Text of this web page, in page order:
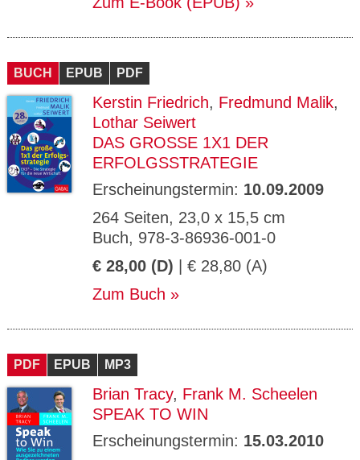
BUCH EPUB PDF
Kerstin Friedrich, Fredmund Malik,
Lothar Seiwert
DAS GROSSE 1X1 DER E
RFOLGSSTRATEGIE
Erscheinungstermin: 10.09.2009
264 Seiten, 23,0 x 15,5 cm
Buch, 978-3-86936-001-0
€ 28,00 (D) | € 28,80 (A)
Zum Buch
PDF EPUB MP3
Brian Tracy, Frank M. Scheelen
SPEAK TO WIN
Erscheinungstermin: 15.03.2010